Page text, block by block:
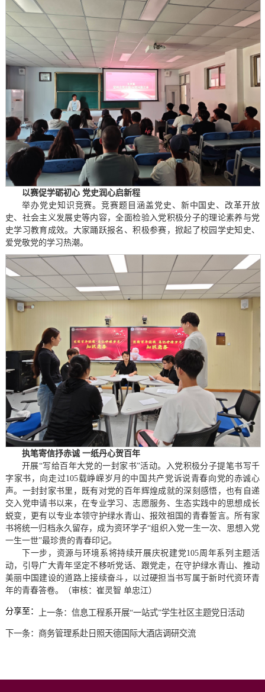
以赛促学砺初心 党史润心启新程
举办党史知识竞赛。竞赛题目涵盖党史、新中国史、改革开放
史、社会主义发展史等内容，全面检验入党积极分子的理论素养与党
史学习教育成效。大家踊跃报名、积极参赛，掀起了校园学史知史、
爱党敬党的学习热潮。
执笔寄信抒赤诚 一纸丹心贺百年
开展“写给百年大党的一封家书”活动。入党积极分子提笔书写千
字家书，向走过105载峥嵘岁月的中国共产党诉说青春向党的赤诚心
声。一封封家书里，既有对党的百年辉煌成就的深刻感悟，也有自递
交入党申请书以来，在专业学习、志愿服务、生态实践中的思想成长
蜕变，更有以专业本领守护绿水青山、报效祖国的青春誓言。所有家
书将统一归档永久留存，成为资环学子“组织入党一生一次、思想入党
一生一世”最珍贵的青春印记。
下一步，资源与环境系将持续开展庆祝建党105周年系列主题活
动，引导广大青年坚定不移听党话、跟党走，在守护绿水青山、推动
美丽中国建设的道路上接续奋斗，以过硬担当书写属于新时代资环青
年的青春答卷。（审核：崔灵智 单忠江）
分享至： 上一条： 信息工程系开展“一站式”学生社区主题党日活动
下一条： 商务管理系赴日照天德国际大酒店调研交流